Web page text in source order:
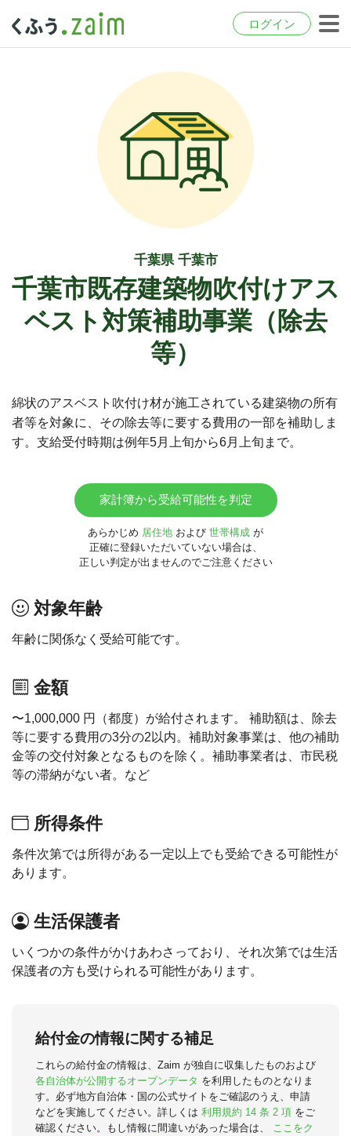
ログイン
千葉県 千葉市
千葉市既存建築物吹付けアス
ベスト対策補助事業（除去
等）
綿状のアスベスト吹付け材が施工されている建築物の所有
者等を対象に、その除去等に要する費用の一部を補助しま
す。支給受付時期は例年5月上旬から6月上旬まで。
家計簿から受給可能性を判定
あらかじめ 居住地 および 世帯構成 が
正確に登録いただいていない場合は、
正しい判定が出ませんのでご注意ください
対象年齢
年齢に関係なく受給可能です。
金額
〜1,000,000 円（都度）が給付されます。 補助額は、除去
等に要する費用の3分の2以内。補助対象事業は、他の補助
金等の交付対象となるものを除く。補助事業者は、市民税
等の滞納がない者。など
所得条件
条件次第では所得がある一定以上でも受給できる可能性が
あります。
生活保護者
いくつかの条件がかけあわさっており、それ次第では生活
保護者の方も受けられる可能性があります。
給付金の情報に関する補足
これらの給付金の情報は、Zaim が独自に収集したものおよび
各自治体が公開するオープンデータ を利用したものとなりま
す。必ず地方自治体・国の公式サイトをご確認のうえ、申請
などを実施してください。詳しくは 利用規約 14 条 2 項 をご
確認ください。もし情報に間違いがあった場合は、
ここをク